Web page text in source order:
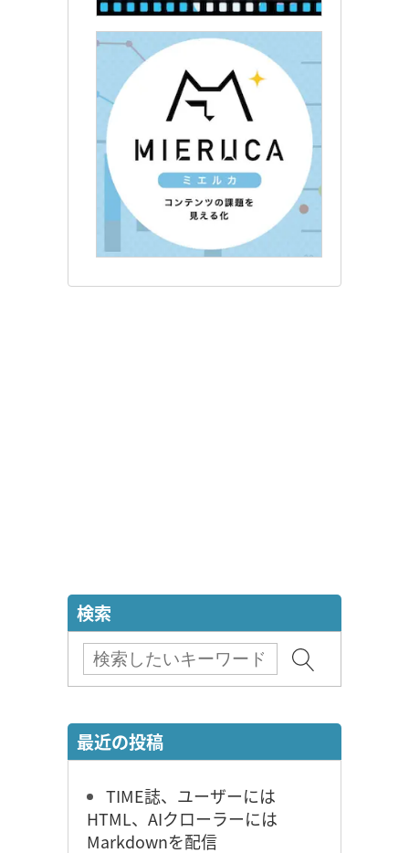
検索
最近の投稿
TIME誌、ユーザーには
HTML、AIクローラーには
Markdownを配信